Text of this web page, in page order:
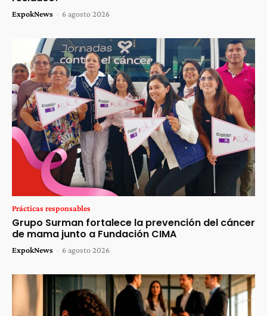
ExpokNews - 6 agosto 2026
Prácticas responsables
Grupo Surman fortalece la prevención del cáncer
de mama junto a Fundación CIMA
ExpokNews - 6 agosto 2026